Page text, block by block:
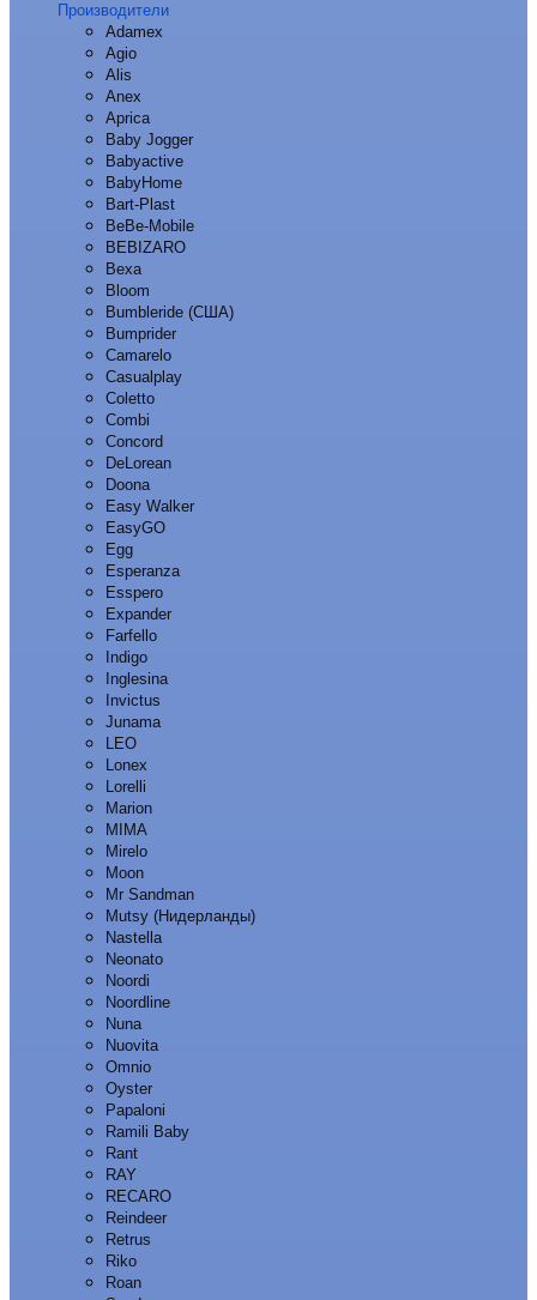
Производители
Adamex
Agio
Alis
Anex
Aprica
Baby Jogger
Babyactive
BabyHome
Bart-Plast
BeBe-Mobile
BEBIZARO
Bexa
Bloom
Bumbleride (США)
Bumprider
Camarelo
Casualplay
Coletto
Combi
Concord
DeLorean
Doona
Easy Walker
EasyGO
Egg
Esperanza
Esspero
Expander
Farfello
Indigo
Inglesina
Invictus
Junama
LEO
Lonex
Lorelli
Marion
MIMA
Mirelo
Moon
Mr Sandman
Mutsy (Нидерланды)
Nastella
Neonato
Noordi
Noordline
Nuna
Nuovita
Omnio
Oyster
Papaloni
Ramili Baby
Rant
RAY
RECARO
Reindeer
Retrus
Riko
Roan